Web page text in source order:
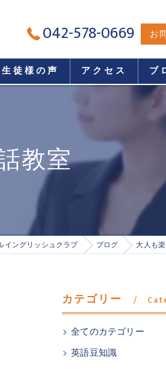
042-578-0669 お
生徒様の声 アクセス ブ
教室
イングリッシュクラブ ブログ 大人も
カテゴリー
全てのカテゴリー
英語豆知識